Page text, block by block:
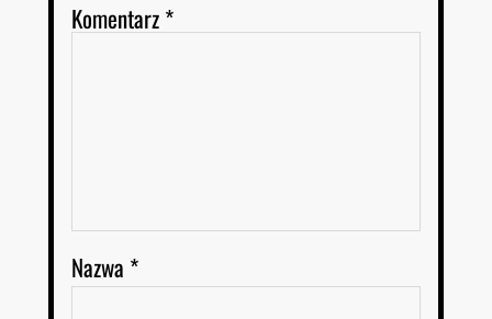
Komentarz*
Nazwa *